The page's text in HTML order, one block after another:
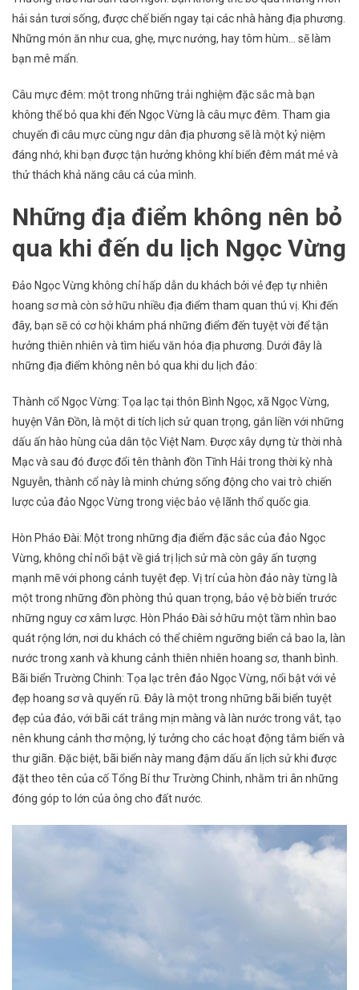
hải sản tươi sống, được chế biến ngay tại các nhà hàng địa phương.
Những món ăn như cua, ghẹ, mực nướng, hay tôm hùm… sẽ làm
bạn mê mẩn.
Câu mực đêm: một trong những trải nghiệm đặc sắc mà bạn
không thể bỏ qua khi đến Ngọc Vừng là câu mực đêm. Tham gia
chuyến đi câu mực cùng ngư dân địa phương sẽ là một kỷ niệm
đáng nhớ, khi bạn được tận hưởng không khí biển đêm mát mẻ và
thử thách khả năng câu cá của mình.
Những địa điểm không nên bỏ
qua khi đến du lịch Ngọc Vừng
Đảo Ngọc Vừng không chỉ hấp dẫn du khách bởi vẻ đẹp tự nhiên
hoang sơ mà còn sở hữu nhiều địa điểm tham quan thú vị. Khi đến
đây, bạn sẽ có cơ hội khám phá những điểm đến tuyệt vời để tận
hưởng thiên nhiên và tìm hiểu văn hóa địa phương. Dưới đây là
những địa điểm không nên bỏ qua khi du lịch đảo:
Thành cổ Ngọc Vừng: Tọa lạc tại thôn Bình Ngọc, xã Ngọc Vừng,
huyện Vân Đồn, là một di tích lịch sử quan trọng, gắn liền với những
dấu ấn hào hùng của dân tộc Việt Nam. Được xây dựng từ thời nhà
Mạc và sau đó được đổi tên thành đồn Tĩnh Hải trong thời kỳ nhà
Nguyễn, thành cổ này là minh chứng sống động cho vai trò chiến
lược của đảo Ngọc Vừng trong việc bảo vệ lãnh thổ quốc gia.
Hòn Pháo Đài: Một trong những địa điểm đặc sắc của đảo Ngọc
Vừng, không chỉ nổi bật về giá trị lịch sử mà còn gây ấn tượng
mạnh mẽ với phong cảnh tuyệt đẹp. Vị trí của hòn đảo này từng là
một trong những đồn phòng thủ quan trọng, bảo vệ bờ biển trước
những nguy cơ xâm lược. Hòn Pháo Đài sở hữu một tầm nhìn bao
quát rộng lớn, nơi du khách có thể chiêm ngưỡng biển cả bao la, làn
nước trong xanh và khung cảnh thiên nhiên hoang sơ, thanh bình.
Bãi biển Trường Chinh: Tọa lạc trên đảo Ngọc Vừng, nổi bật với vẻ
đẹp hoang sơ và quyến rũ. Đây là một trong những bãi biển tuyệt
đẹp của đảo, với bãi cát trắng mịn màng và làn nước trong vắt, tạo
nên khung cảnh thơ mộng, lý tưởng cho các hoạt động tắm biển và
thư giãn. Đặc biệt, bãi biển này mang đậm dấu ấn lịch sử khi được
đặt theo tên của cố Tổng Bí thư Trường Chinh, nhằm tri ân những
đóng góp to lớn của ông cho đất nước.